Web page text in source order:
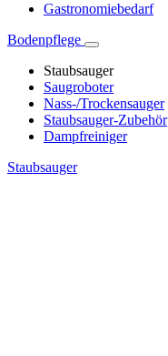
Gastronomiebedarf
Bodenpflege
Staubsauger
Saugroboter
Nass-/Trockensauger
Staubsauger-Zubehör
Dampfreiniger
Staubsauger